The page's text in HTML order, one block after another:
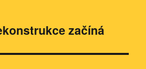
začíná